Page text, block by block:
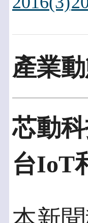
產業
芯動
台IoT